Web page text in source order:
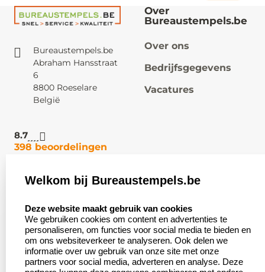
Bureaustempels.be
Abraham Hansstraat
6
8800 Roeselare
België
8.7
398 beoordelingen
Over
Bureaustempels.be
Over ons
Bedrijfsgegevens
Vacatures
Klantenservice:
Contact
Veel gestelde vragen
Retourneren
Zakelijk:
Aanvraag op maat
Wederverkoper
worden
Betaling &
Welkom bij Bureaustempels.be
Deze website maakt gebruik van cookies
We gebruiken cookies om content en advertenties te
personaliseren, om functies voor social media te bieden en
om ons websiteverkeer te analyseren. Ook delen we
informatie over uw gebruik van onze site met onze
partners voor social media, adverteren en analyse. Deze